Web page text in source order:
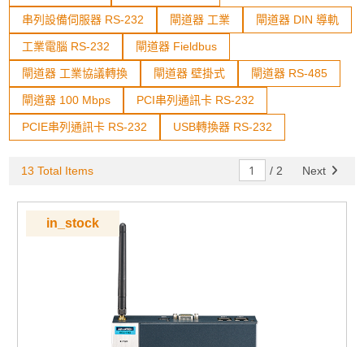
串列設備伺服器 RS-232 閘道器 工業 閘道器 DIN 導軌
工業電腦 RS-232 閘道器 Fieldbus
閘道器 工業協議轉換 閘道器 壁掛式 閘道器 RS-485
閘道器 100 Mbps PCI串列通訊卡 RS-232
PCIE串列通訊卡 RS-232 USB轉換器 RS-232
13 Total Items / 2 Next
in_stock